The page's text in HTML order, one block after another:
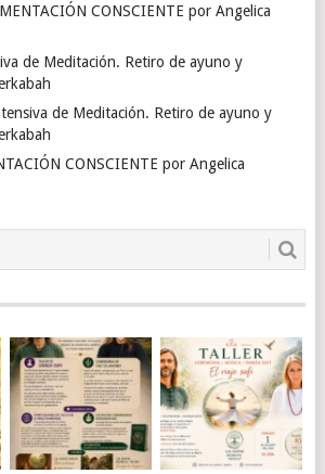
CONSCIENTE por Angelica
de Meditación. Retiro de ayuno y
de Meditación. Retiro de ayuno y
CONSCIENTE por Angelica